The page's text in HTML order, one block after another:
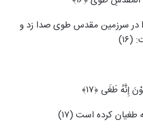
در سرزمین مقدس طوی صدا زد و
إِنَّهُ طَغَى ﴿۱۷﴾
کرده است (۱۷)